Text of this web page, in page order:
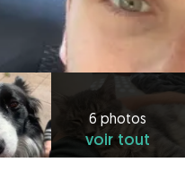
6 photos
voir tout